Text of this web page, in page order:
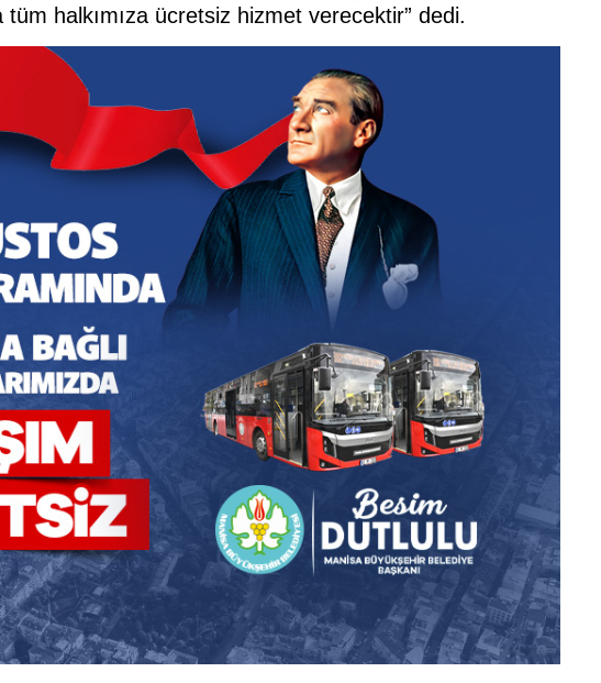
halkımıza ücretsiz hizmet verecektir” dedi.